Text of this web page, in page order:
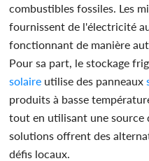
combustibles fossiles. Les
fournissent de l'électricité
fonctionnant de manière
Pour sa part, le stockage
solaire utilise des panneaux
produits à basse
tout en utilisant une source
solutions offrent des
défis locaux.